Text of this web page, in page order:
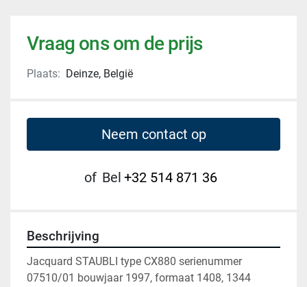
Vraag ons om de prijs
Plaats: Deinze, België
Neem contact op
of Bel +32 514 871 36
Beschrijving
Jacquard STAUBLI type CX880 serienummer
07510/01 bouwjaar 1997, formaat 1408, 1344